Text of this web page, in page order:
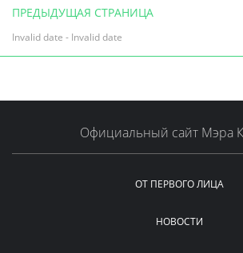
ПРЕДЫДУЩАЯ СТРАНИЦА
Invalid date - Invalid date
Официальный сайт Мэра
ОТ ПЕРВОГО ЛИЦА
НОВОСТИ